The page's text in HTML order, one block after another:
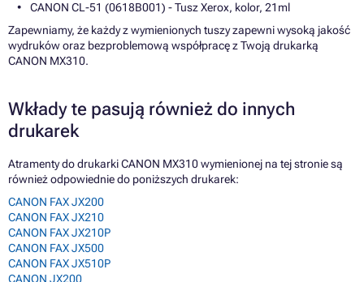
CANON CL-51 (0618B001) - Tusz Xerox, kolor, 21ml
Zapewniamy, że każdy z wymienionych tuszy zapewni wysoką jakość
wydruków oraz bezproblemową współpracę z Twoją drukarką
CANON MX310.
Wkłady te pasują również do innych
drukarek
Atramenty do drukarki CANON MX310 wymienionej na tej stronie są
również odpowiednie do poniższych drukarek:
CANON FAX JX200
CANON FAX JX210
CANON FAX JX210P
CANON FAX JX500
CANON FAX JX510P
CANON JX200